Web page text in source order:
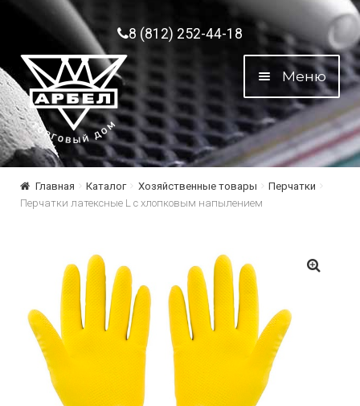
Перейти к навигации
Перейти к содержимому8 (812) 252-44-18
Меню
Главная Каталог Хозяйственные товары
Перчатки
Перчатки латексные L с хлопковым напылением